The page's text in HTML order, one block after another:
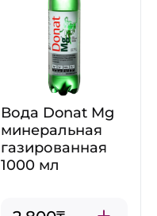
Вода Donat Mg
минеральная
газированная
1000 мл